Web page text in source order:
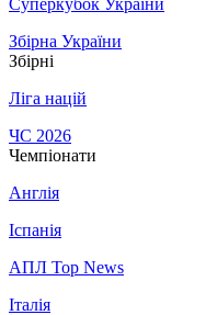
Суперкубок України
Збірна України
Збірні
Ліга націй
ЧС 2026
Чемпіонати
Англія
Іспанія
АПЛ Top News
Італія